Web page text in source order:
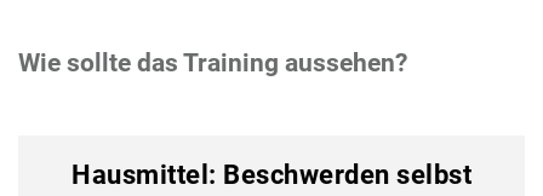
Wie sollte das Training aussehen?